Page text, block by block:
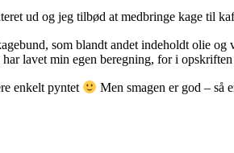
ud og jeg tilbød at medbringe kage til
som blandt andet indeholdt olie og
har lavet min egen beregning, for i
enkelt pyntet
Men smagen er god – så